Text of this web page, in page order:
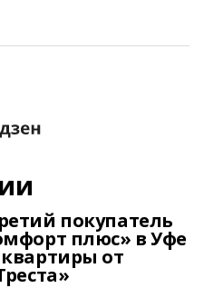
покупатель
плюс» в Уфе
от